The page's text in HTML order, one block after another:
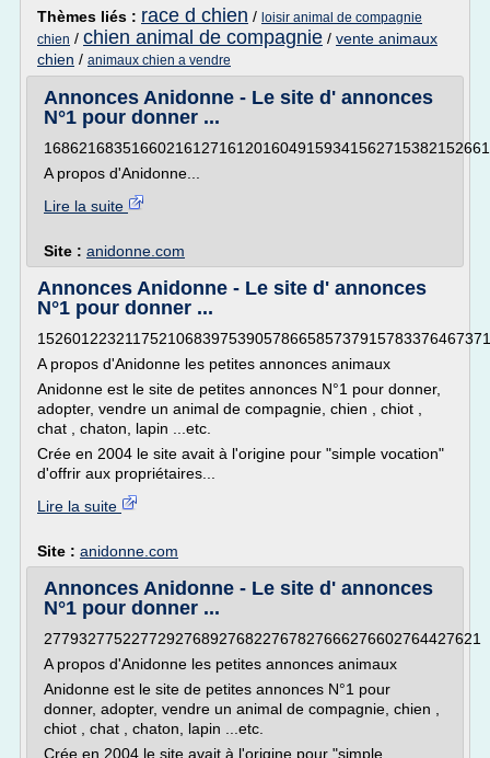
Thèmes liés : race d chien / loisir animal de compagnie
chien / chien animal de compagnie / vente animaux
chien / animaux chien a vendre
Annonces Anidonne - Le site d' annonces
N°1 pour donner ...
A propos d'Anidonne...
Lire la suite
Site : anidonne.com
Annonces Anidonne - Le site d' annonces
N°1 pour donner ...
A propos d'Anidonne les petites annonces animaux
Anidonne est le site de petites annonces N°1 pour donner,
adopter, vendre un animal de compagnie, chien , chiot ,
chat , chaton, lapin ...etc.
Crée en 2004 le site avait à l'origine pour "simple vocation"
d'offrir aux propriétaires...
Lire la suite
Site : anidonne.com
Annonces Anidonne - Le site d' annonces
N°1 pour donner ...
27793277522772927689276822767827666276602764427621
A propos d'Anidonne les petites annonces animaux
Anidonne est le site de petites annonces N°1 pour
donner, adopter, vendre un animal de compagnie, chien ,
chiot , chat , chaton, lapin ...etc.
Crée en 2004 le site avait à l'origine pour "simple